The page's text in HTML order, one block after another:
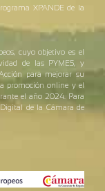
XPANDE de la
cuyo objetivo es el
de las PYMES, y
para mejorar su
promoción online y el
el año 2024. Para
de la Cámara de